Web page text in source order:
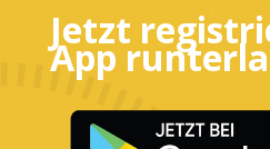
Jetzt
App